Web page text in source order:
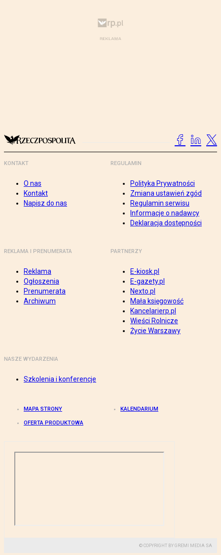
KONTAKT
O nas
Kontakt
Napisz do nas
REGULAMIN
Polityka Prywatności
Zmiana ustawień zgód
Regulamin serwisu
Informacje o nadawcy
Deklaracja dostępności
REKLAMA I PRENUMERATA
Reklama
Ogłoszenia
Prenumerata
Archiwum
PARTNERZY
E-kiosk.pl
E-gazety.pl
Nexto.pl
Mała księgowość
Kancelarierp.pl
Wieści Rolnicze
Życie Warszawy
NASZE WYDARZENIA
Szkolenia i konferencje
MAPA STRONY KALENDARIUM
OFERTA PRODUKTOWA
© COPYRIGHT BY GREMI MEDIA SA